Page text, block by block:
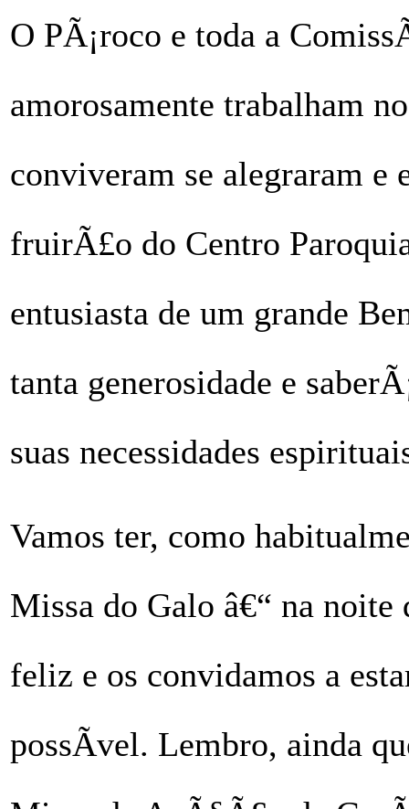
O PÃ¡roco e toda a
amorosamente trabalham
conviveram se alegraram e
fruirÃ£o do Centro
entusiasta de um grande
tanta generosidade e
suas necessidades
Vamos ter, como
Missa do Galo â€“ na
feliz e os convidamos a
possÃ­vel. Lembro, ainda